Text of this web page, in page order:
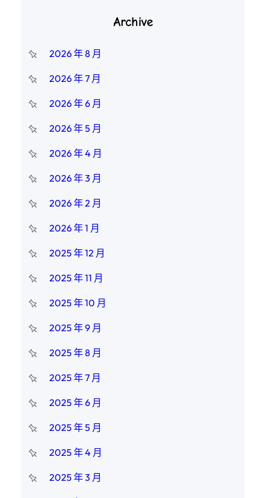
Archive
2026 年 8 月
2026 年 7 月
2026 年 6 月
2026 年 5 月
2026 年 4 月
2026 年 3 月
2026 年 2 月
2026 年 1 月
2025 年 12 月
2025 年 11 月
2025 年 10 月
2025 年 9 月
2025 年 8 月
2025 年 7 月
2025 年 6 月
2025 年 5 月
2025 年 4 月
2025 年 3 月